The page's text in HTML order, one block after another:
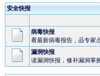
安全快报
病毒快报
看最新病毒报告，品专家
漏洞快报
读漏洞快报，修补漏洞掌